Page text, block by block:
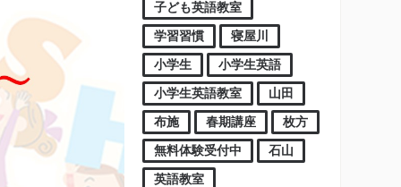
子ども英語教室
学習習慣
寝屋川
小学生
小学生英語
小学生英語教室
山田
布施
春期講座
枚方
無料体験受付中
石山
英語教室